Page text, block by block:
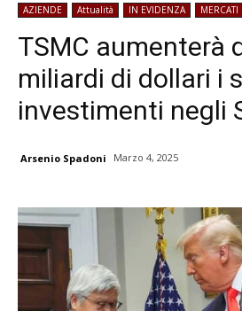
AZIENDE Attualità IN EVIDENZA MERCATI
TSMC aumenterà
miliardi di dollari i
investimenti negli
Arsenio Spadoni Marzo 4, 2025